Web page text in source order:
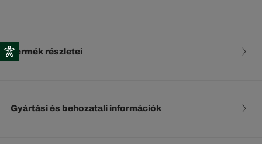
Termék részletei
Gyártási és behozatali információk